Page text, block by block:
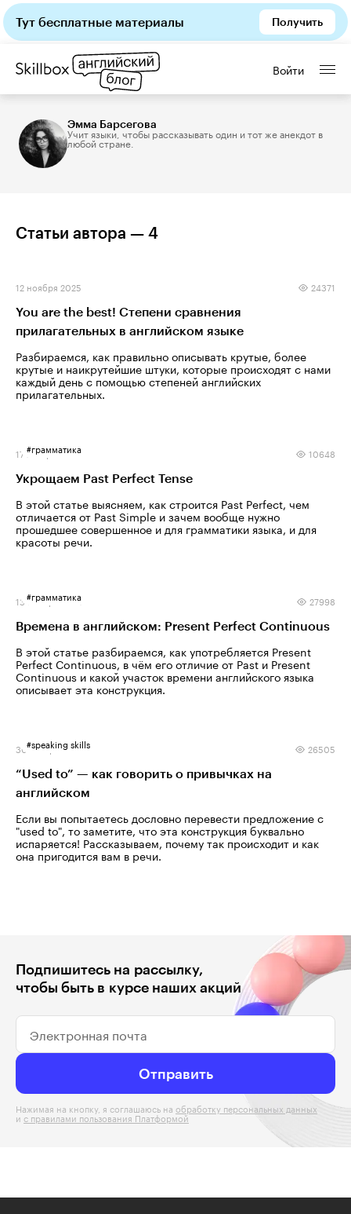
Тут бесплатные материалы Получить
Войти
Эмма Барсегова
Учит языки, чтобы рассказывать один и тот же анекдот в
любой стране.
Статьи автора — 4
12 ноября 2025 24371
You are the best! Степени сравнения
прилагательных в английском языке
Разбираемся, как правильно описывать крутые, более
крутые и наикрутейшие штуки, которые происходят с нами
каждый день с помощью степеней английских
прилагательных.
#грамматика
17 января 2025 10648
Укрощаем Past Perfect Tense
В этой статье выясняем, как строится Past Perfect, чем
отличается от Past Simple и зачем вообще нужно
прошедшее совершенное и для грамматики языка, и для
красоты речи.
#грамматика
13 ноября 2024 27998
Времена в английском: Present Perfect Continuous
В этой статье разбираемся, как употребляется Present
Perfect Continuous, в чём его отличие от Past и Present
Continuous и какой участок времени английского языка
описывает эта конструкция.
#speaking skills
30 января 2024 26505
“Used to” — как говорить о привычках на
английском
Если вы попытаетесь дословно перевести предложение с
"used to", то заметите, что эта конструкция буквально
испаряется! Рассказываем, почему так происходит и как
она пригодится вам в речи.
Подпишитесь на рассылку,
чтобы быть в курсе наших акций
Электронная почта
Отправить
Нажимая на кнопку, я соглашаюсь на обработку персональных данных
ис правилами пользования Платформой